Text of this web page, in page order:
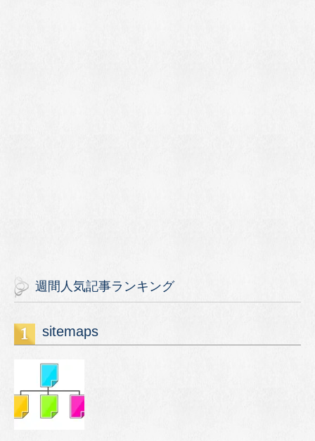
週間人気記事ランキング
sitemaps